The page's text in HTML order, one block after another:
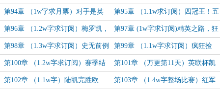
（求月票，求订阅） 壮中锋，杀红龙抢冠军
第94章 （1w字求月票）对手是英
乙？旋风倒钩、天使射击
第95章 （1.1w求订阅）四冠王！五
冠王！百球金童无限狂！！！
第96章 （1.2w字求订阅）梅罗凯，
终齐名。新赛季，战英丙！
第97章 (1w字求订阅)精英之路，狂
扁阿根廷小朋友
第98章 （1.3w字求订阅）史无前例
六冠王，这个英丙很烫手！
第99章 （1.1w字求订阅）疯狂捡
漏，绿枪苏醒
第100章 （1.2w字求订阅）赛季结
算，逆天赞助，正式开打
第101章 （万更第11天）英联杯凯
文弑兄，后腰陆疯狂发牌
第102章 （1.1w字）陆凯完胜欧 第103章 （1.4w字整场比赛）红军